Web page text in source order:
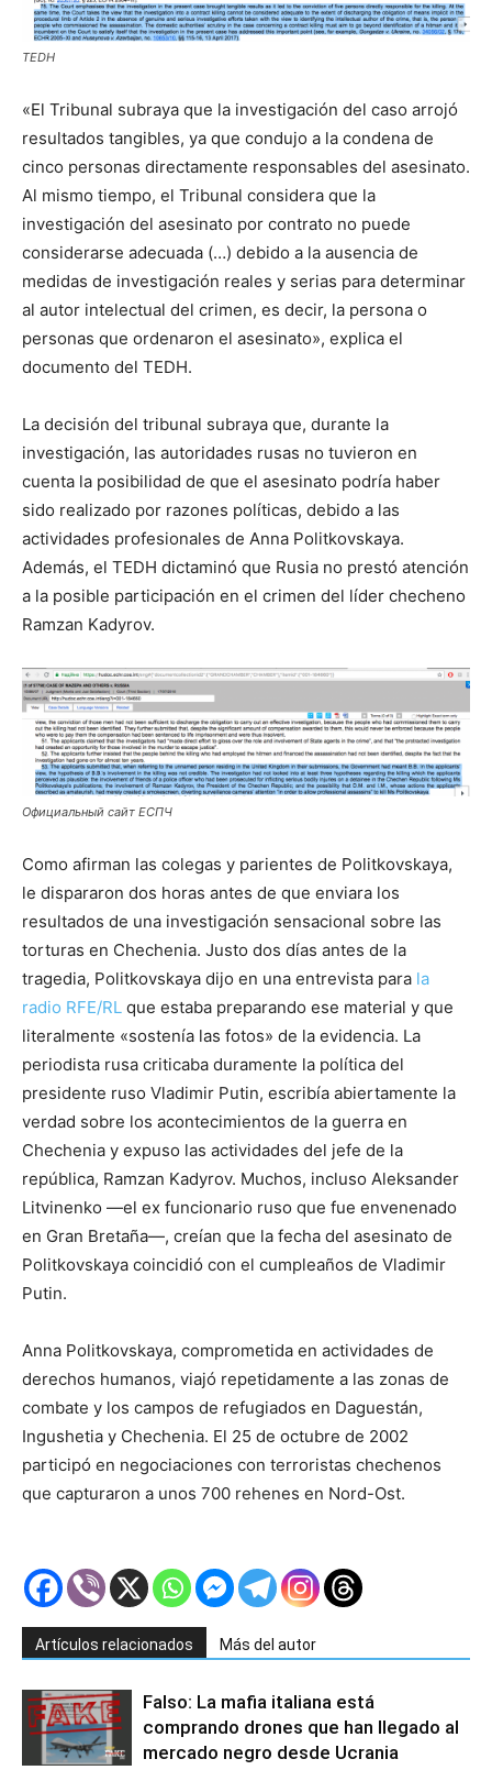
TEDH
«El Tribunal subraya que la investigación del caso arrojó
resultados tangibles, ya que condujo a la condena de
cinco personas directamente responsables del asesinato.
Al mismo tiempo, el Tribunal considera que la
investigación del asesinato por contrato no puede
considerarse adecuada (…) debido a la ausencia de
medidas de investigación reales y serias para determinar
al autor intelectual del crimen, es decir, la persona o
personas que ordenaron el asesinato», explica el
documento del TEDH.
La decisión del tribunal subraya que, durante la
investigación, las autoridades rusas no tuvieron en
cuenta la posibilidad de que el asesinato podría haber
sido realizado por razones políticas, debido a las
actividades profesionales de Anna Politkovskaya.
Además, el TEDH dictaminó que Rusia no prestó atención
a la posible participación en el crimen del líder checheno
Ramzan Kadyrov.
Официальный сайт ЕСПЧ
Como afirman las colegas y parientes de Politkovskaya,
le dispararon dos horas antes de que enviara los
resultados de una investigación sensacional sobre las
torturas en Chechenia. Justo dos días antes de la
tragedia, Politkovskaya dijo en una entrevista para la
radio RFE/RL que estaba preparando ese material y que
literalmente «sostenía las fotos» de la evidencia. La
periodista rusa criticaba duramente la política del
presidente ruso Vladimir Putin, escribía abiertamente la
verdad sobre los acontecimientos de la guerra en
Chechenia y expuso las actividades del jefe de la
república, Ramzan Kadyrov. Muchos, incluso Aleksander
Litvinenko —el ex funcionario ruso que fue envenenado
en Gran Bretaña—, creían que la fecha del asesinato de
Politkovskaya coincidió con el cumpleaños de Vladimir
Putin.
Anna Politkovskaya, comprometida en actividades de
derechos humanos, viajó repetidamente a las zonas de
combate y los campos de refugiados en Daguestán,
Ingushetia y Chechenia. El 25 de octubre de 2002
participó en negociaciones con terroristas chechenos
que capturaron a unos 700 rehenes en Nord-Ost.
Artículos relacionados Más del autor
Falso: La mafia italiana está
comprando drones que han llegado al
mercado negro desde Ucrania